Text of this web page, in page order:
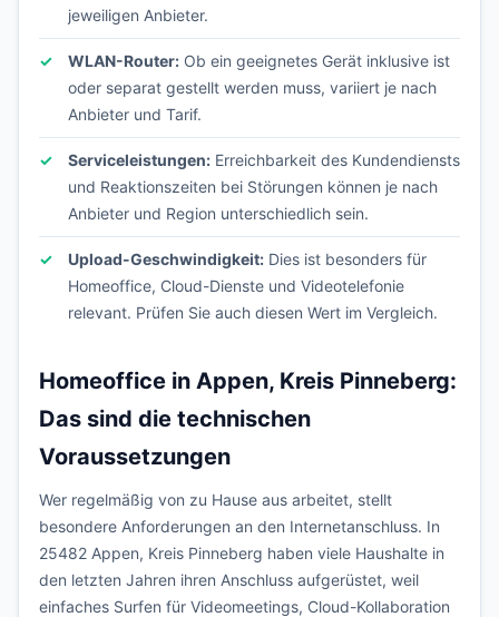
jeweiligen Anbieter.
WLAN-Router: Ob ein geeignetes Gerät inklusive ist
oder separat gestellt werden muss, variiert je nach
Anbieter und Tarif.
Serviceleistungen: Erreichbarkeit des Kundendiensts
und Reaktionszeiten bei Störungen können je nach
Anbieter und Region unterschiedlich sein.
Upload-Geschwindigkeit: Dies ist besonders für
Homeoffice, Cloud-Dienste und Videotelefonie
relevant. Prüfen Sie auch diesen Wert im Vergleich.
Homeoffice in Appen, Kreis Pinneberg:
Das sind die technischen
Voraussetzungen
Wer regelmäßig von zu Hause aus arbeitet, stellt
besondere Anforderungen an den Internetanschluss. In
25482 Appen, Kreis Pinneberg haben viele Haushalte in
den letzten Jahren ihren Anschluss aufgerüstet, weil
einfaches Surfen für Videomeetings, Cloud-Kollaboration